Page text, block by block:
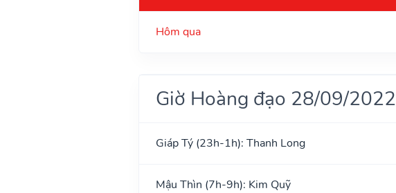
Hôm qua
Giờ Hoàng đạo 28/09/2022
Giáp Tý (23h-1h): Thanh Long
Mậu Thìn (7h-9h): Kim Quỹ